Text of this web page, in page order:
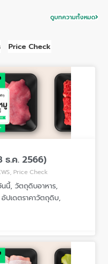
ดูบทความทั้งหมด
Price Check
ธ.ค. 2566)
, Price Check
นนี้, วัตถุดิบอาหาร,
อัปเดตราคาวัตถุดิบ,